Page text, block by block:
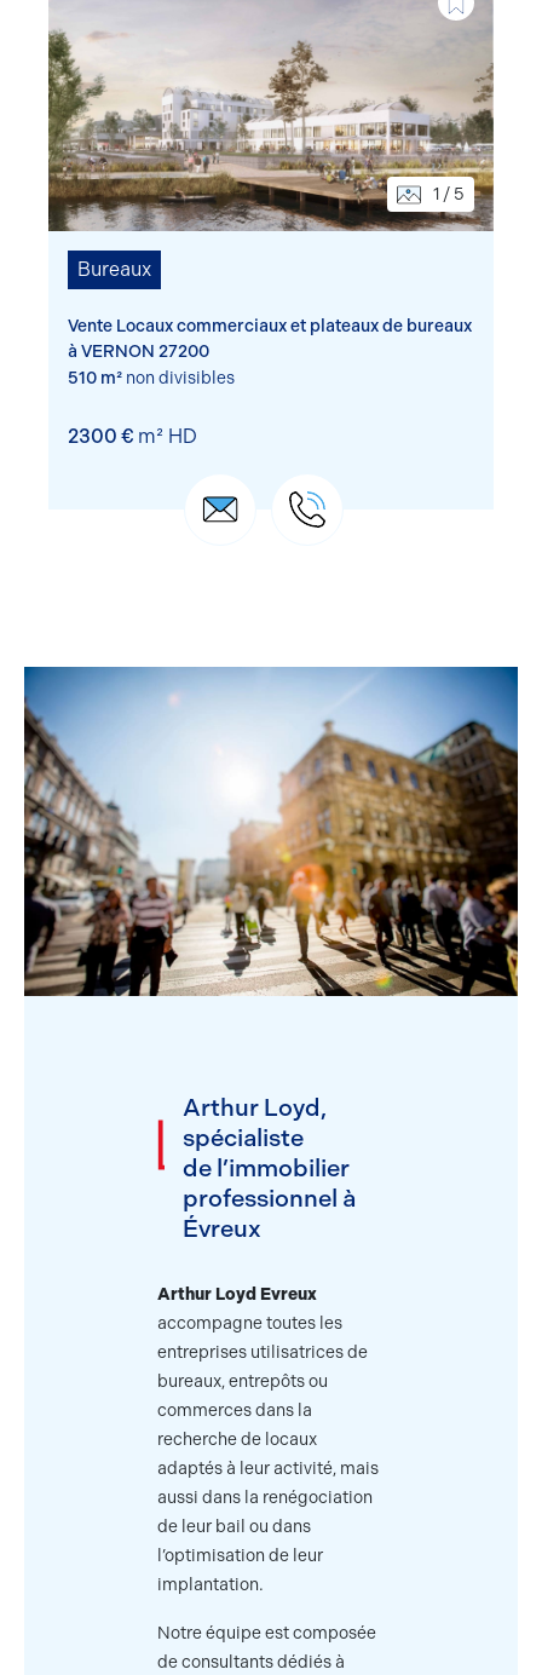
1 / 5
Bureaux
Vente Locaux commerciaux et plateaux de bureaux
à VERNON 27200
510 m² non divisibles
2300 € m² HD
Arthur Loyd,
spécialiste
de l’immobilier
professionnel à
Évreux
Arthur Loyd Evreux
accompagne toutes les
entreprises utilisatrices de
bureaux, entrepôts ou
commerces dans la
recherche de locaux
adaptés à leur activité, mais
aussi dans la renégociation
de leur bail ou dans
l’optimisation de leur
implantation.
Notre équipe est composée
de consultants dédiés à